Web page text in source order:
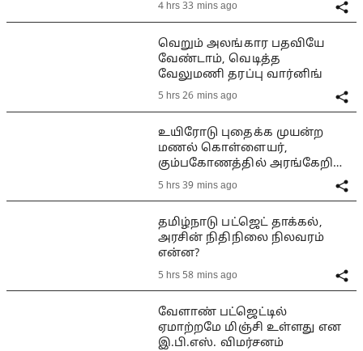
4 hrs 33 mins ago
வெறும் அலங்கார பதவியே
வேண்டாம், வெடித்த
வேலுமணி தரப்பு வார்னிங்
5 hrs 26 mins ago
உயிரோடு புதைக்க முயன்ற
மணல் கொள்ளையர்,
கும்பகோணத்தில் அரங்கேறிய
பயங்கரம்
5 hrs 39 mins ago
தமிழ்நாடு பட்ஜெட் தாக்கல்,
அரசின் நிதிநிலை நிலவரம்
என்ன?
5 hrs 58 mins ago
வேளாண் பட்ஜெட்டில்
ஏமாற்றமே மிஞ்சி உள்ளது என
இ.பி.எஸ். விமர்சனம்